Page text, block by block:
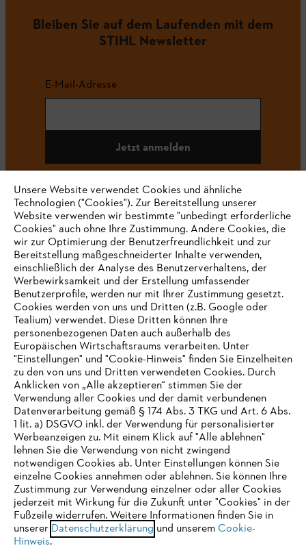
Bleiben Sie auf dem Laufenden mit dem
STIHL Newsletter
E-Mail-Adresse
Jetzt anmelden
#STIHL
Unternehmen
Häufig gestellte Fragen
Service
Datenschutzrichtlinien Impressum Cookies
IHR BROWSER WIRD NICHT
UNTERSTÜTZT
Sie nutzen einen Browser, den wir noch nicht unterstützen. Für
eine optimale Nutzung unserer Seite empfehlen wir Ihnen, zu
einem der folgenden Browser zu wechseln:
Unsere Website verwendet Cookies und ähnliche
Technologien ("Cookies"). Zur Bereitstellung unserer
Website verwenden wir bestimmte "unbedingt erforderliche
Cookies" auch ohne Ihre Zustimmung. Andere Cookies, die
wir zur Optimierung der Benutzerfreundlichkeit und zur
Bereitstellung maßgeschneiderter Inhalte verwenden,
einschließlich der Analyse des Benutzerverhaltens, der
Werbewirksamkeit und der Erstellung umfassender
Benutzerprofile, werden nur mit Ihrer Zustimmung gesetzt.
Cookies werden von uns und Dritten (z.B. Google oder
Tealium) verwendet. Diese Dritten können Ihre
personenbezogenen Daten auch außerhalb des
Europäischen Wirtschaftsraums verarbeiten. Unter
"Einstellungen" und "Cookie-Hinweis" finden Sie Einzelheiten
zu den von uns und Dritten verwendeten Cookies. Durch
Anklicken von „Alle akzeptieren“ stimmen Sie der
Verwendung aller Cookies und der damit verbundenen
Datenverarbeitung gemäß § 174 Abs. 3 TKG und Art. 6 Abs.
1 lit. a) DSGVO inkl. der Verwendung für personalisierter
Werbeanzeigen zu. Mit einem Klick auf "Alle ablehnen"
lehnen Sie die Verwendung von nicht zwingend
notwendigen Cookies ab. Unter Einstellungen können Sie
einzelne Cookies annehmen oder ablehnen. Sie können Ihre
Zustimmung zur Verwendung einzelner oder aller Cookies
jederzeit mit Wirkung für die Zukunft unter "Cookies" in der
Fußzeile widerrufen. Weitere Informationen finden Sie in
unserer Datenschutzerklärung und unserem Cookie-
Hinweis.